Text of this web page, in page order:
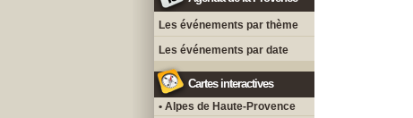
Les événements par thème
Les événements par date
Cartes interactives
• Alpes de Haute-Provence